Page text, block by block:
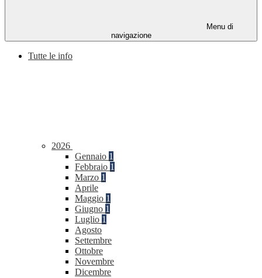
Menu di
navigazione
Tutte le info
2026
Gennaio 1
Febbraio 1
Marzo 1
Aprile
Maggio 1
Giugno 1
Luglio 1
Agosto
Settembre
Ottobre
Novembre
Dicembre